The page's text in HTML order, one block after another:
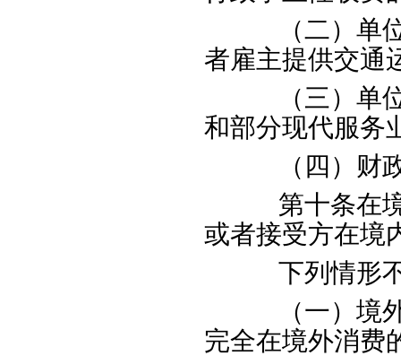
（二）单位
者雇主提供交通
（三）单位
和部分现代服务
（四）财政
第十条在境
或者接受方在境
下列情形不
（一）境外
完全在境外消费